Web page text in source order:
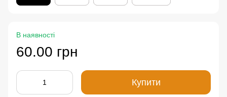
В наявності
60.00 грн
Купити